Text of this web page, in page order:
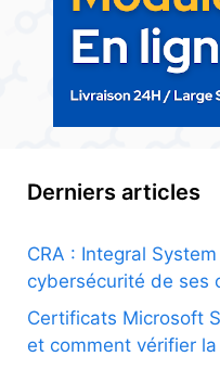
Derniers articles
CRA : Integral
cybersécurité de ses
Certificats Microsoft
et comment vérifier